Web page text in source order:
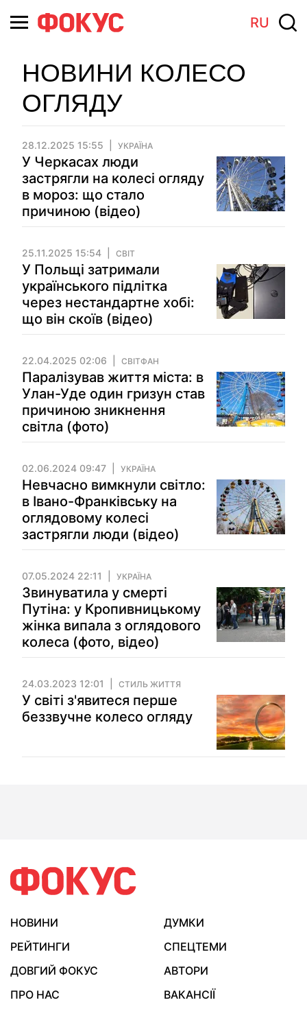
RU
НОВИНИ КОЛЕСО
ОГЛЯДУ
28.12.2025 15:55 УКРАЇНА
У Черкасах люди
застрягли на колесі огляду
в мороз: що стало
причиною (відео)
25.11.2025 15:54 СВІТ
У Польщі затримали
українського підлітка
через нестандартне хобі:
що він скоїв (відео)
22.04.2025 02:06 СВІТФАН
Паралізував життя міста: в
Улан-Уде один гризун став
причиною зникнення
світла (фото)
02.06.2024 09:47 УКРАЇНА
Невчасно вимкнули світло:
в Івано-Франківську на
оглядовому колесі
застрягли люди (відео)
07.05.2024 22:11 УКРАЇНА
Звинуватила у смерті
Путіна: у Кропивницькому
жінка випала з оглядового
колеса (фото, відео)
24.03.2023 12:01 СТИЛЬ ЖИТТЯ
У світі з'явитеся перше
беззвучне колесо огляду
НОВИНИ
ДУМКИ
РЕЙТИНГИ
СПЕЦТЕМИ
ДОВГИЙ ФОКУС
АВТОРИ
ПРО НАС
ВАКАНСІЇ